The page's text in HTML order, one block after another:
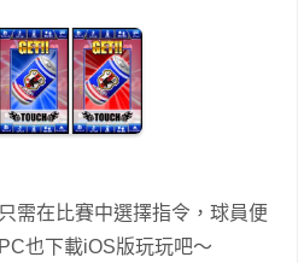
需在比賽中選擇指令，球員便
也下載iOS版玩玩吧～